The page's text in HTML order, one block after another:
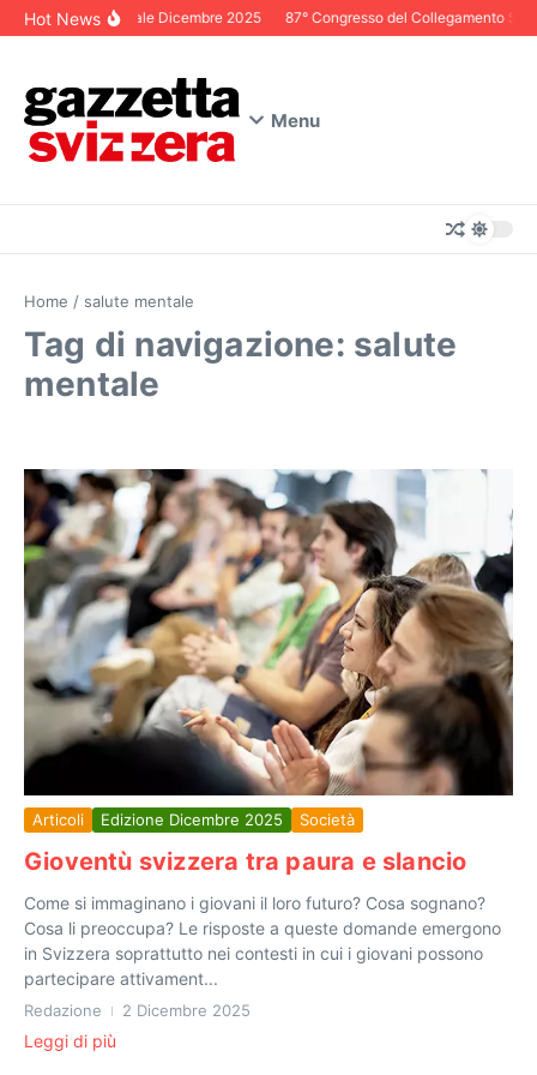
Salta al contenuto
Hot NewsEditoriale Dicembre 2025 87° Congresso del Collegamento
Menu
Home / salute mentale
Tag di navigazione: salute
mentale
Articoli Edizione Dicembre 2025 Società
Gioventù svizzera tra paura e slancio
Come si immaginano i giovani il loro futuro? Cosa sognano?
Cosa li preoccupa? Le risposte a queste domande emergono
in Svizzera soprattutto nei contesti in cui i giovani possono
partecipare attivament...
Redazione 2 Dicembre 2025
Leggi di più